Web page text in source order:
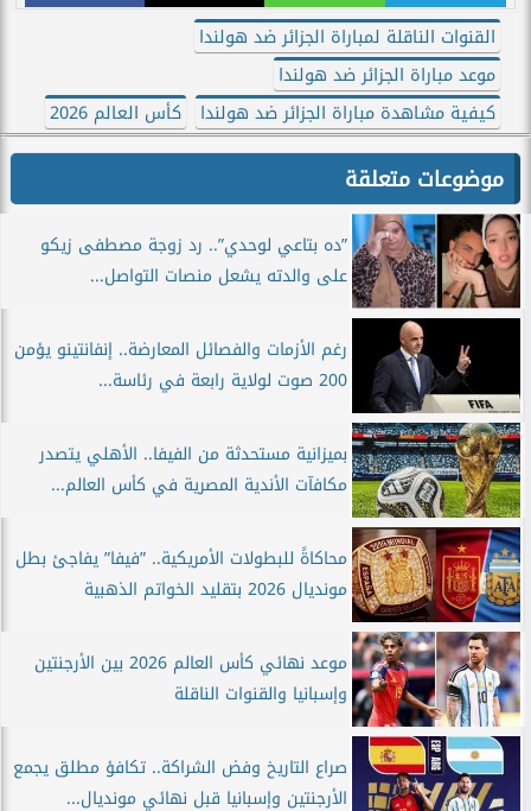
القنوات الناقلة لمباراة الجزائر ضد هولندا
موعد مباراة الجزائر ضد هولندا
كيفية مشاهدة مباراة الجزائر ضد هولندا
كأس العالم 2026
موضوعات متعلقة
”ده بتاعي لوحدي”.. رد زوجة مصطفى زيكو
على والدته يشعل منصات التواصل...
رغم الأزمات والفصائل المعارضة.. إنفانتينو يؤمن
200 صوت لولاية رابعة في رئاسة...
بميزانية مستحدثة من الفيفا.. الأهلي يتصدر
مكافآت الأندية المصرية في كأس العالم...
محاكاةً للبطولات الأمريكية.. ”فيفا” يفاجئ بطل
مونديال 2026 بتقليد الخواتم الذهبية
موعد نهائي كأس العالم 2026 بين الأرجنتين
وإسبانيا والقنوات الناقلة
صراع التاريخ وفض الشراكة.. تكافؤ مطلق يجمع
الأرجنتين وإسبانيا قبل نهائي مونديال...